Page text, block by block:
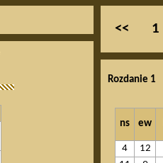
<< 1
Rozdanie 1
ns ew
4
12